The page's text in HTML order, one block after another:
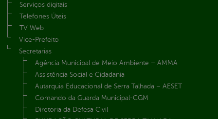
Serviços digitais
Telefones Úteis
TV Web
Vice-Prefeito
Secretarias
Agência Municipal de Meio Ambiente – AMMA
Assistência Social e Cidadania
Autarquia Educacional de Serra Talhada – AESET
Comando da Guarda Municipal-CGM
Diretoria da Defesa Civil